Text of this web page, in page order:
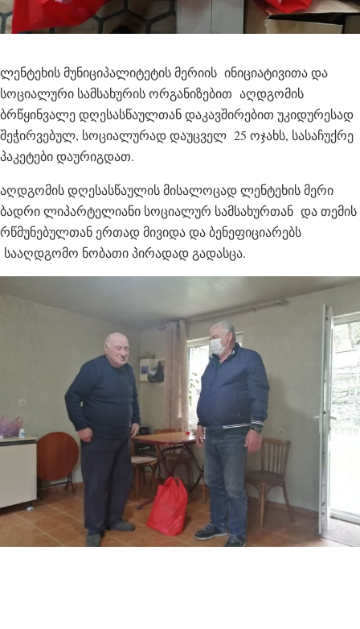
ლენტეხის მუნიციპალიტეტის მერიის ინიციატივითა და
სოციალური სამსახურის ორგანიზებით აღდგომის
ბრწყინვალე დღესასწაულთან დაკავშირებით უკიდურესად
შეჭირვებულ, სოციალურად დაუცველ 25 ოჯახს, სასაჩუქრე
პაკეტები დაურიგდათ.
აღდგომის დღესასწაულის მისალოცად ლენტეხის მერი
ბადრი ლიპარტელიანი სოციალურ სამსახურთან და თემის
რწმუნებულთან ერთად მივიდა და ბენეფიციარებს
სააღდგომო ნობათი პირადად გადასცა.